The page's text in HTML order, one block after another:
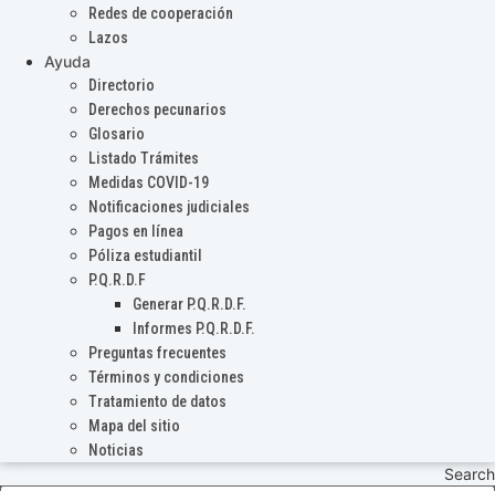
Redes de cooperación
Lazos
Ayuda
Directorio
Derechos pecunarios
Glosario
Listado Trámites
Medidas COVID-19
Notificaciones judiciales
Pagos en línea
Póliza estudiantil
P.Q.R.D.F
Generar P.Q.R.D.F.
Informes P.Q.R.D.F.
Preguntas frecuentes
Términos y condiciones
Tratamiento de datos
Mapa del sitio
Noticias
Search